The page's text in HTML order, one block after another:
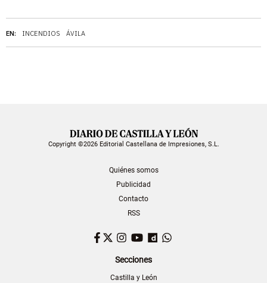
EN: INCENDIOS ÁVILA
Copyright ©2026 Editorial Castellana de Impresiones, S.L.
Quiénes somos
Publicidad
Contacto
RSS
Facebook
TwitterInstagram
YouTubeDailymotion
Secciones
Castilla y León